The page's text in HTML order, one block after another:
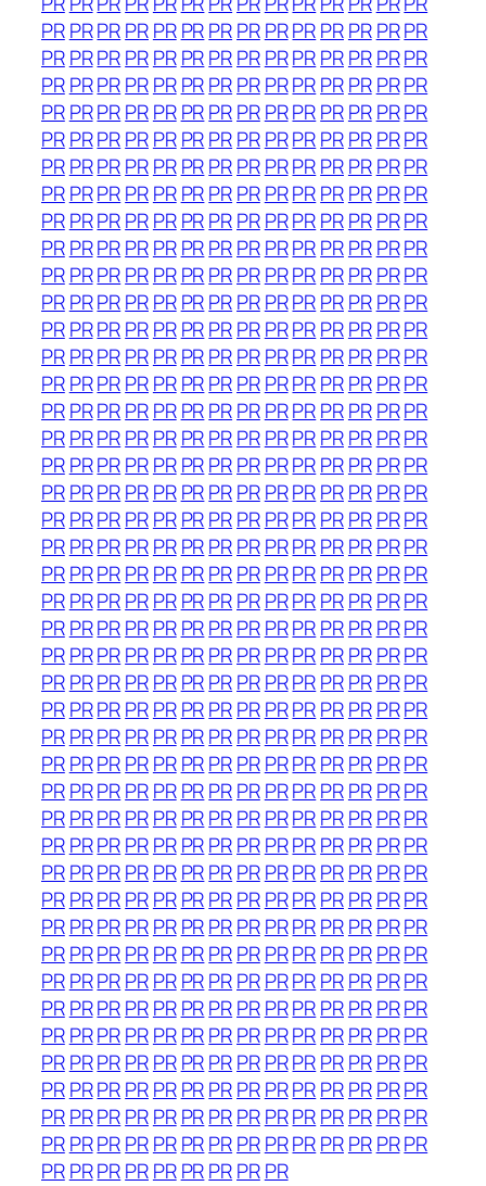
PRPRPRPRPR PRPRPRPRPRPRPR PRPR
PRPRPRPRPR PRPRPRPRPRPRPR PRPR
PRPRPRPRPR PRPRPRPRPRPRPR PRPR
PRPRPRPRPR PRPRPRPRPRPRPR PRPR
PRPRPRPRPR PRPRPRPRPRPRPR PRPR
PRPRPRPRPR PRPRPRPRPRPRPR PRPR
PRPRPRPRPR PRPRPRPRPRPRPR PRPR
PRPRPRPRPR PRPRPRPRPRPRPR PRPR
PRPRPRPRPR PRPRPRPRPRPRPR PRPR
PRPRPRPRPR PRPRPRPRPRPRPR PRPR
PRPRPRPRPR PRPRPRPRPRPRPR PRPR
PRPRPRPRPR PRPRPRPRPRPRPR PRPR
PRPRPRPRPR PRPRPRPRPRPRPR PRPR
PRPRPRPRPR PRPRPRPRPRPRPR PRPR
PRPRPRPRPR PRPRPRPRPRPRPR PRPR
PRPRPRPRPR PRPRPRPRPRPRPR PRPR
PRPRPRPRPR PRPRPRPRPRPRPR PRPR
PRPRPRPRPR PRPRPRPRPRPRPR PRPR
PRPRPRPRPR PRPRPRPRPRPRPR PRPR
PRPRPRPRPR PRPRPRPRPRPRPR PRPR
PRPRPRPRPR PRPRPRPRPRPRPR PRPR
PRPRPRPRPR PRPRPRPRPRPRPR PRPR
PRPRPRPRPR PRPRPRPRPRPRPR PRPR
PRPRPRPRPR PRPRPRPRPRPRPR PRPR
PRPRPRPRPR PRPRPRPRPRPRPR PRPR
PRPRPRPRPR PRPRPRPRPRPRPR PRPR
PRPRPRPRPR PRPRPRPRPRPRPR PRPR
PRPRPRPRPR PRPRPRPRPRPRPR PRPR
PRPRPRPRPR PRPRPRPRPRPRPR PRPR
PRPRPRPRPR PRPRPRPRPRPRPR PRPR
PRPRPRPRPR PRPRPRPRPRPRPR PRPR
PRPRPRPRPR PRPRPRPRPRPRPR PRPR
PRPRPRPRPR PRPRPRPRPRPRPR PRPR
PRPRPRPRPR PRPRPRPRPRPRPR PRPR
PRPRPRPRPR PRPRPRPRPRPRPR PRPR
PRPRPRPRPR PRPRPRPRPRPRPR PRPR
PRPRPRPRPR PRPRPRPRPRPRPR PRPR
PRPRPRPRPR PRPRPRPRPRPRPR PRPR
PRPRPRPRPR PRPRPRPRPRPRPR PRPR
PRPRPRPRPR PRPRPRPRPRPRPR PRPR
PRPRPRPRPR PRPRPRPRPRPRPR PRPR
PRPRPRPRPR PRPRPRPRPRPRPR PRPR
PRPRPRPRPR PRPRPRPR